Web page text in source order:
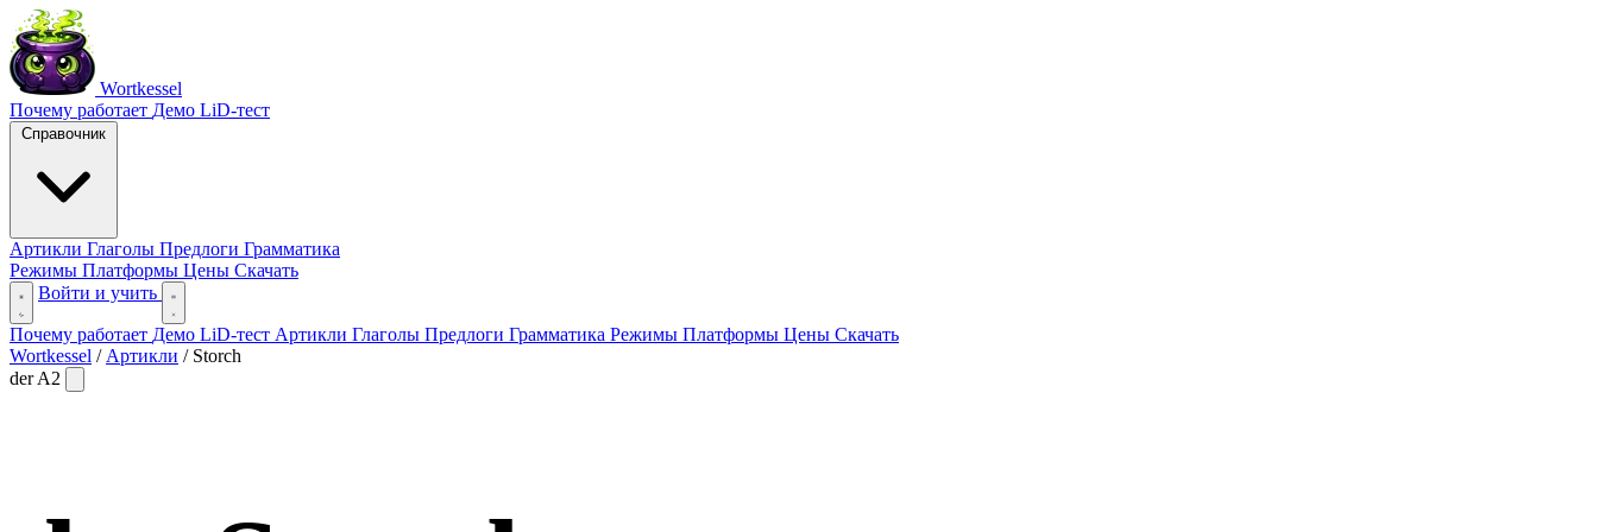
Wortkessel
Почему работает Демо LiD-тест
Справочник
Артикли Глаголы Предлоги Грамматика
Режимы Платформы Цены Скачать
Войти и учить
Почему работает Демо LiD-тест Артикли Глаголы Предлоги Грамматика Режимы Платформы Цены Скачать
Wortkessel / Артикли / Storch
derA2